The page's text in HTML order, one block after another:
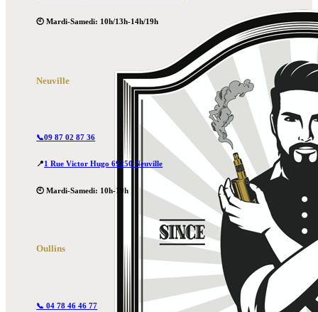
🕙 Mardi-Samedi: 10h/13h-14h/19h
Neuville
📞09 87 02 87 36
📍1 Rue Victor Hugo 69250 Neuville
🕙 Mardi-Samedi: 10h-19h
Oullins
📞 04 78 46 46 77